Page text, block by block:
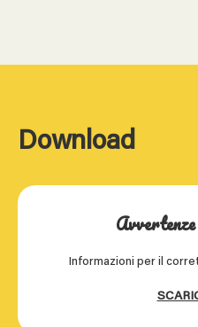
Download
Informazioni per il